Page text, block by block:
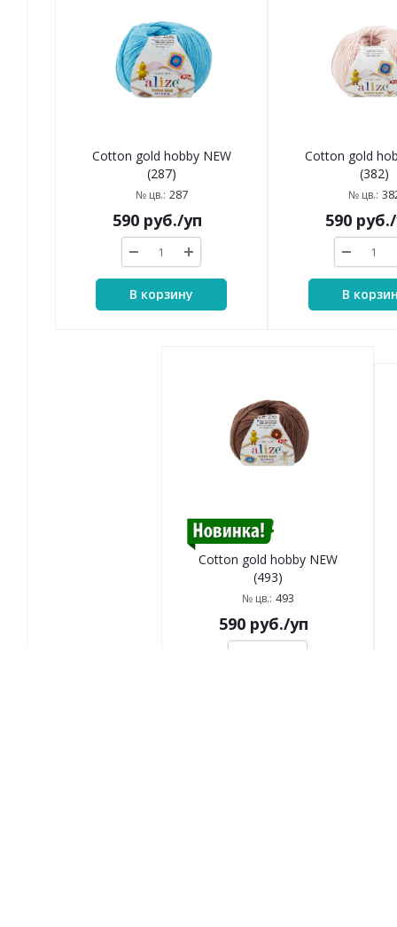
Cotton gold hobby NEW
(287)
№ цв.: 287
590руб./уп
В корзину
Cotton gold
(382)
№ цв.:
590руб.
В
Cotton gold hobby NEW
(493)
№ цв.: 493
590руб./уп